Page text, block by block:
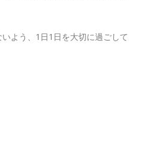
よう、1日1日を大切に過ごして